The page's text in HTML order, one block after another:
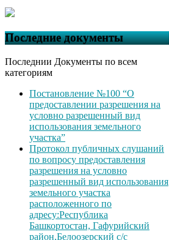
Последние документы
Последнии Документы по всем
категориям
Постановление №100 “О
предоставлении разрешения на
условно разрешенный вид
использования земельного
участка”
Протокол публичных слушаний
по вопросу предоставления
разрешения на условно
разрешенный вид использования
земельного участка
расположенного по
адресу:Республика
Башкортостан, Гафурийский
район,Белоозерский с/с